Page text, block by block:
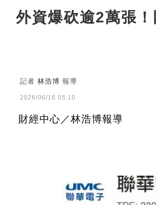
外資爆砍逾2萬張！
記者 林浩博 報導
2026/06/16 05:10
財經中心／林浩博報導